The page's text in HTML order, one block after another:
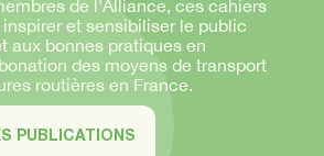
de l'Alliance, ces cahiers
et sensibiliser le public
aux bonnes pratiques en
des moyens de transport
routières en France.
PUBLICATIONS